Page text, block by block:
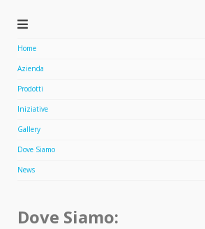
Home
Azienda
Prodotti
Iniziative
Gallery
Dove Siamo
News
Dove Siamo: